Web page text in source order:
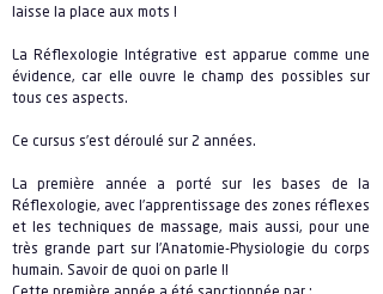
laisse la place aux mots !
La Réflexologie Intégrative est apparue comme une
évidence, car elle ouvre le champ des possibles sur
tous ces aspects.
Ce cursus s’est déroulé sur 2 années.
La première année a porté sur les bases de la
Réflexologie, avec l’apprentissage des zones réflexes
et les techniques de massage, mais aussi, pour une
très grande part sur l’Anatomie-Physiologie du corps
humain. Savoir de quoi on parle !!